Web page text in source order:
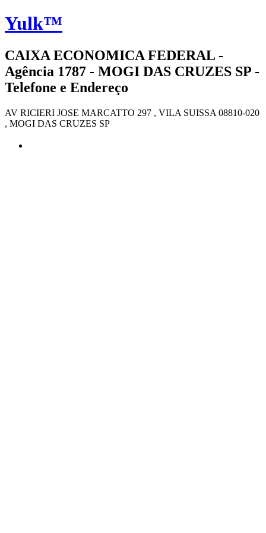
Yulk™
CAIXA ECONOMICA FEDERAL -
Agência 1787 - MOGI DAS CRUZES SP -
Telefone e Endereço
AV RICIERI JOSE MARCATTO 297 , VILA SUISSA 08810-020
, MOGI DAS CRUZES SP